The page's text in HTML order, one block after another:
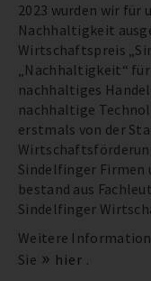
2023 wurden wir für
Nachhaltigkeit
Wirtschaftspreis
„Nachhaltigkeit“
nachhaltiges
nachhaltige
erstmals von der
Sindelfinger Firmen
bestand aus
Sindelfinger
Weitere
Sie
hier .